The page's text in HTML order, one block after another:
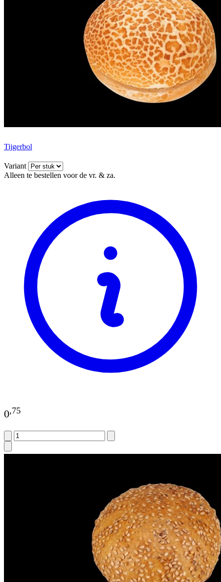
Tijgerbol
Variant
Alleen te bestellen voor de vr. & za.
0,75